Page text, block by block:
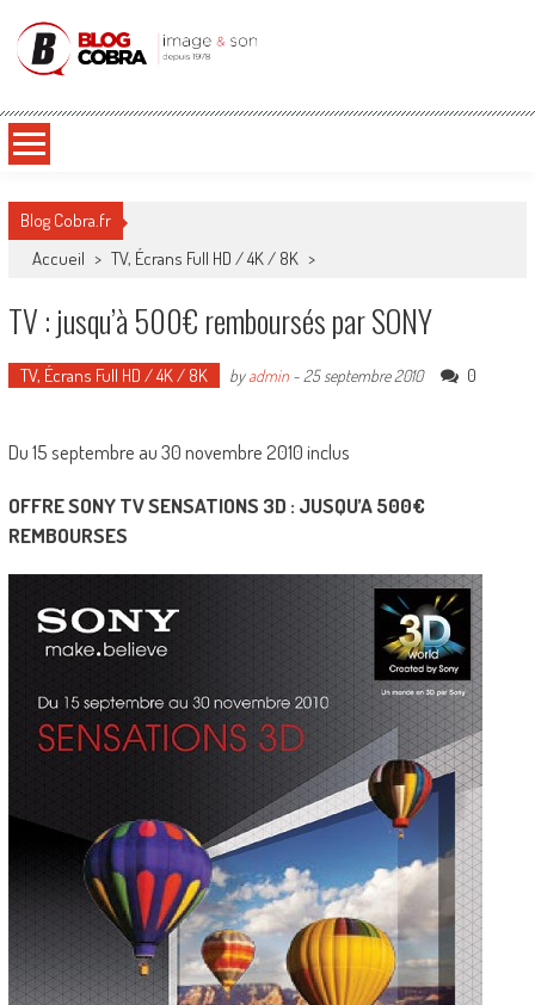
Blog Cobra
Blog Cobra.fr
Accueil > TV, Écrans Full HD / 4K / 8K >
TV : jusqu’à 500€ remboursés par SONY
TV, Écrans Full HD / 4K / 8K byadmin- 25 septembre 2010 0
Du 15 septembre au 30 novembre 2010 inclus
OFFRE SONY TV SENSATIONS 3D : JUSQU’A 500€
REMBOURSES